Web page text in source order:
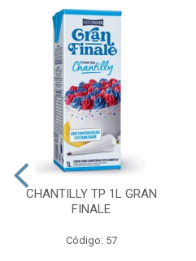
CHANTILLY TP 1L GRAN
FINALE
Código: 57